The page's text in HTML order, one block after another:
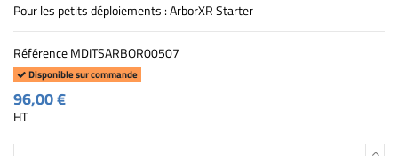
Pour les petits déploiements : ArborXR Starter
RéférenceMDITSARBOR00507
Disponible sur commande
96,00 €
HT